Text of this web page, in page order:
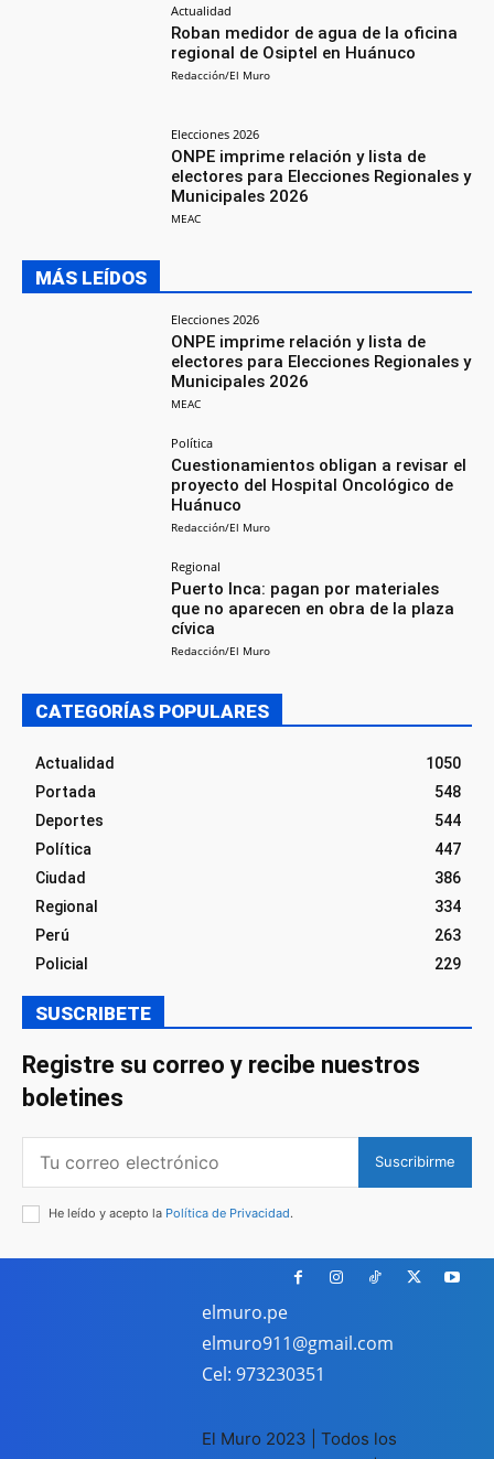
Actualidad
Roban medidor de agua de la oficina
regional de Osiptel en Huánuco
Redacción/El Muro
Elecciones 2026
ONPE imprime relación y lista de
electores para Elecciones Regionales y
Municipales 2026
MEAC
MÁS LEÍDOS
Elecciones 2026
ONPE imprime relación y lista de
electores para Elecciones Regionales y
Municipales 2026
MEAC
Política
Cuestionamientos obligan a revisar el
proyecto del Hospital Oncológico de
Huánuco
Redacción/El Muro
Regional
Puerto Inca: pagan por materiales
que no aparecen en obra de la plaza
cívica
Redacción/El Muro
CATEGORÍAS POPULARES
Actualidad
1050
Portada
548
Deportes
544
Política
447
Ciudad
386
Regional
334
Perú
263
Policial
229
SUSCRIBETE
Registre su correo y recibe nuestros
boletines
Suscribirme
He leído y acepto la Política de Privacidad.
elmuro.pe
elmuro911@gmail.com
Cel: 973230351
El Muro 2023 | Todos los